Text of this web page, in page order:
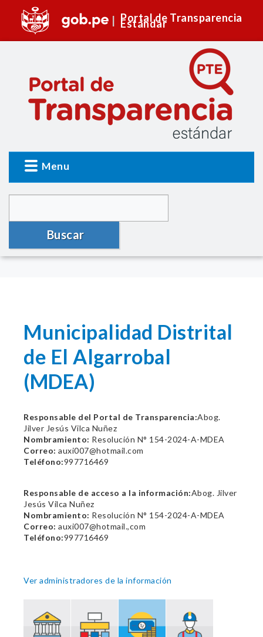
Portal de Transparencia
Estándar
Menu
Buscar
Municipalidad Distrital
de El Algarrobal
(MDEA)
Responsable del Portal de Transparencia:Abog.
Jilver Jesús Vilca Nuñez
Nombramiento: Resolución N° 154-2024-A-MDEA
Correo: auxi007@hotmail.com
Teléfono:997716469
Responsable de acceso a la información:Abog. Jilver
Jesús Vilca Nuñez
Nombramiento: Resolución N° 154-2024-A-MDEA
Correo: auxi007@hotmail.,com
Teléfono:997716469
Ver administradores de la información